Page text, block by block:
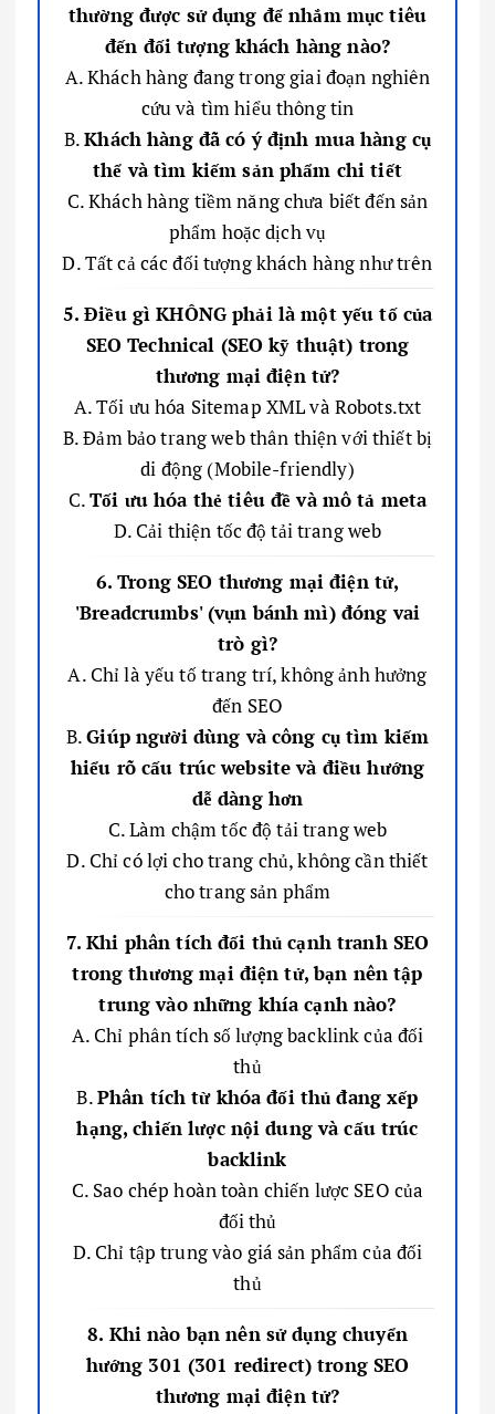
thường được sử dụng để nhắm mục tiêu
đến đối tượng khách hàng nào?
A. Khách hàng đang trong giai đoạn nghiên
cứu và tìm hiểu thông tin
B.Khách hàng đã có ý định mua hàng cụ
thể và tìm kiếm sản phẩm chi tiết
C. Khách hàng tiềm năng chưa biết đến sản
phẩm hoặc dịch vụ
D. Tất cả các đối tượng khách hàng như trên
5. Điều gì KHÔNG phải là một yếu tố của
SEO Technical (SEO kỹ thuật) trong
thương mại điện tử?
A. Tối ưu hóa Sitemap XML và Robots.txt
B. Đảm bảo trang web thân thiện với thiết bị
di động (Mobile-friendly)
C.Tối ưu hóa thẻ tiêu đề và mô tả meta
D. Cải thiện tốc độ tải trang web
6. Trong SEO thương mại điện tử,
'Breadcrumbs' (vụn bánh mì) đóng vai
trò gì?
A. Chỉ là yếu tố trang trí, không ảnh hưởng
đến SEO
B.Giúp người dùng và công cụ tìm kiếm
hiểu rõ cấu trúc website và điều hướng
dễ dàng hơn
C. Làm chậm tốc độ tải trang web
D. Chỉ có lợi cho trang chủ, không cần thiết
cho trang sản phẩm
7. Khi phân tích đối thủ cạnh tranh SEO
trong thương mại điện tử, bạn nên tập
trung vào những khía cạnh nào?
A. Chỉ phân tích số lượng backlink của đối
thủ
B.Phân tích từ khóa đối thủ đang xếp
hạng, chiến lược nội dung và cấu trúc
backlink
C. Sao chép hoàn toàn chiến lược SEO của
đối thủ
D. Chỉ tập trung vào giá sản phẩm của đối
thủ
8. Khi nào bạn nên sử dụng chuyển
hướng 301 (301 redirect) trong SEO
thương mại điện tử?